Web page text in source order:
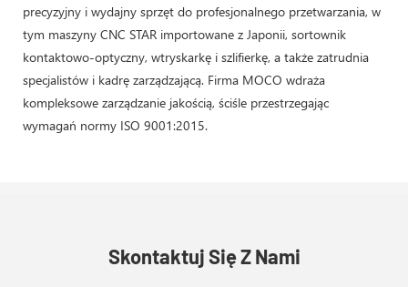
precyzyjny i wydajny sprzęt do profesjonalnego przetwarzania, w
tym maszyny CNC STAR importowane z Japonii, sortownik
kontaktowo-optyczny, wtryskarkę i szlifierkę, a także zatrudnia
specjalistów i kadrę zarządzającą. Firma MOCO wdraża
kompleksowe zarządzanie jakością, ściśle przestrzegając
wymagań normy ISO 9001:2015.
Skontaktuj Się Z Nami